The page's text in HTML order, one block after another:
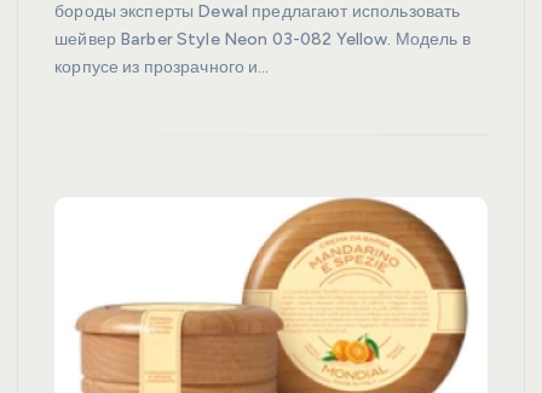
бороды эксперты Dewal предлагают использовать
шейвер Barber Style Neon 03-082 Yellow. Модель в
корпусе из прозрачного и…